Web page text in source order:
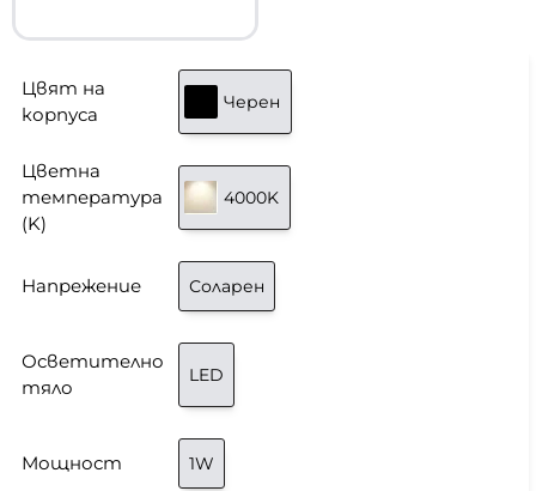
Цвят на
корпуса
Черен
Цветна
температура
(K)
4000K
Напрежение Соларен
Осветително
тяло
LED
Мощност 1W